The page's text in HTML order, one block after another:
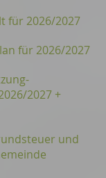
für 2026/2027
für 2026/2027
2027 +
und